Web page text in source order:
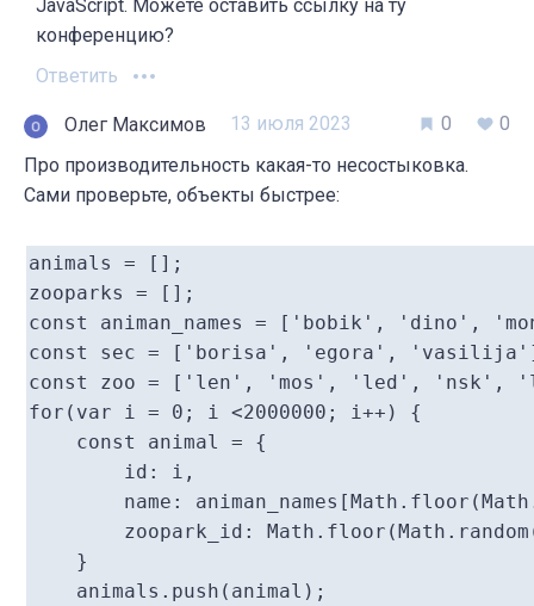
Олег Максимов 13 июля 2023 0
0
Про производительность какая-то несостыковка.
Сами проверьте, объекты быстрее:
animals = [];
zooparks = [];
const animan_names = ['bobik', 'dino',
const sec = ['borisa', 'egora',
const zoo = ['len', 'mos', 'led', 'nsk',
for(var i = 0; i <2000000; i++) {
    const animal = {
        id: i,
name:
zoopark_id:
    }
    animals.push(animal);
JavaScript. Можете оставить ссылку на ту
конференцию?
Ответить